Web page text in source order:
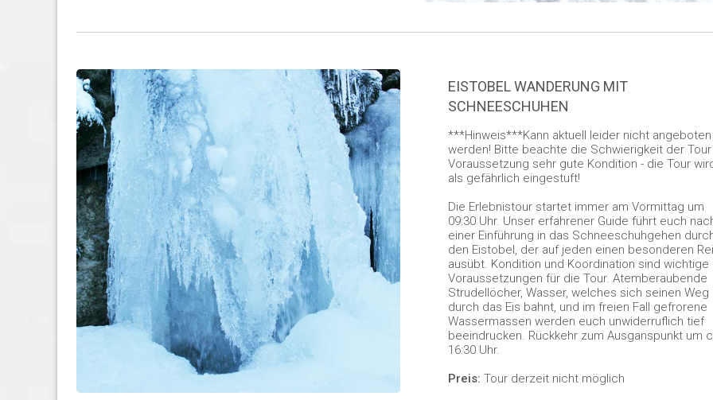
EISTOBEL WANDERUNG MIT
SCHNEESCHUHEN
***Hinweis***Kann aktuell leider nicht angeboten
werden! Bitte beachte die Schwierigkeit der Tour
Voraussetzung sehr gute Kondition - die Tour
als gefährlich eingestuft!
Die Erlebnistour startet immer am Vormittag um
09:30 Uhr. Unser erfahrener Guide führt euch
einer Einführung in das Schneeschuhgehen
den Eistobel, der auf jeden einen besonderen
ausübt. Kondition und Koordination sind wichtige
Voraussetzungen für die Tour. Atemberaubende
Strudellöcher, Wasser, welches sich seinen Weg
durch das Eis bahnt, und im freien Fall gefrorene
Wassermassen werden euch unwiderruflich tief
beeindrucken. Rückkehr zum Ausganspunkt um
16:30 Uhr.
Preis: Tour derzeit nicht möglich